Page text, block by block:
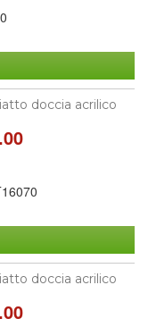
doccia acrilico
doccia acrilico